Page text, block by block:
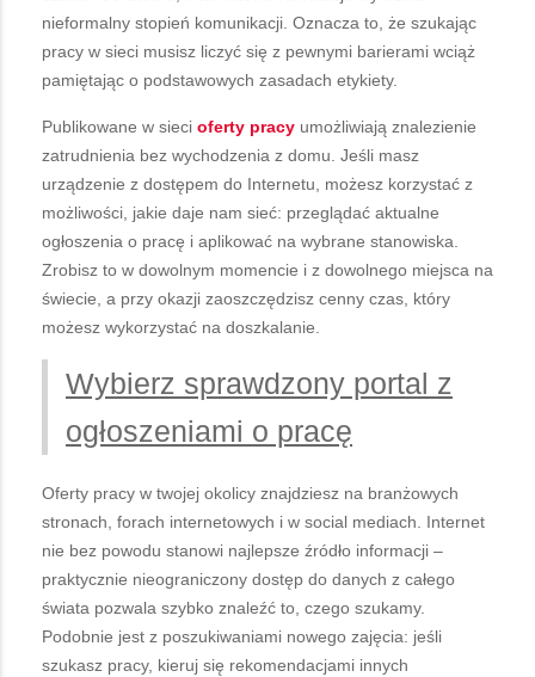
nieformalny stopień komunikacji. Oznacza to, że szukając
pracy w sieci musisz liczyć się z pewnymi barierami wciąż
pamiętając o podstawowych zasadach etykiety.
Publikowane w sieci oferty pracy umożliwiają znalezienie
zatrudnienia bez wychodzenia z domu. Jeśli masz
urządzenie z dostępem do Internetu, możesz korzystać z
możliwości, jakie daje nam sieć: przeglądać aktualne
ogłoszenia o pracę i aplikować na wybrane stanowiska.
Zrobisz to w dowolnym momencie i z dowolnego miejsca na
świecie, a przy okazji zaoszczędzisz cenny czas, który
możesz wykorzystać na doszkalanie.
Wybierz sprawdzony portal z
ogłoszeniami o pracę
Oferty pracy w twojej okolicy znajdziesz na branżowych
stronach, forach internetowych i w social mediach. Internet
nie bez powodu stanowi najlepsze źródło informacji –
praktycznie nieograniczony dostęp do danych z całego
świata pozwala szybko znaleźć to, czego szukamy.
Podobnie jest z poszukiwaniami nowego zajęcia: jeśli
szukasz pracy, kieruj się rekomendacjami innych